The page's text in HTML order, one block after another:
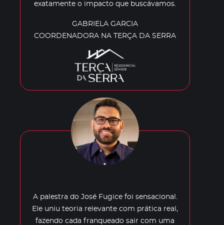
exatamente o impacto que buscávamos.
GABRIELA GARCIA
COORDENADORA NA TERÇA DA SERRA
A palestra do José Fugice foi sensacional.
Ele uniu teoria relevante com prática real,
fazendo cada franqueado sair com uma